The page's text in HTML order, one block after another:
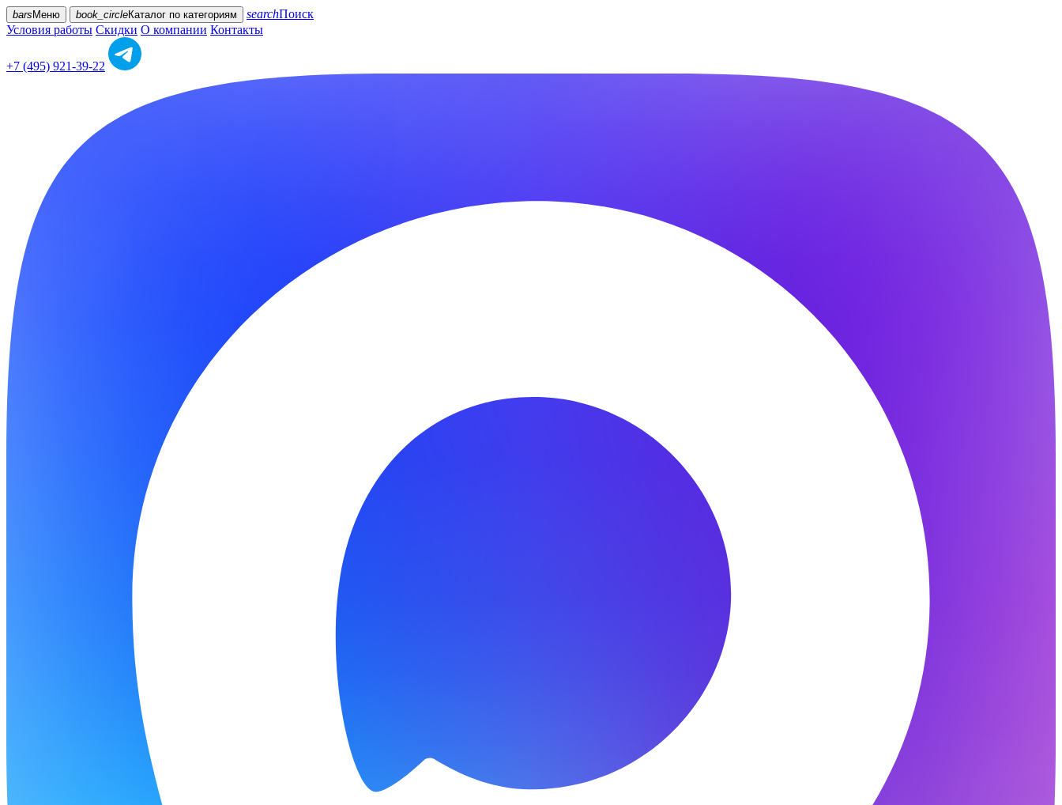
bars Меню book_circleКаталог по категориям searchПоиск
Условия работы Скидки О компании Контакты
+7 (495) 921-39-22